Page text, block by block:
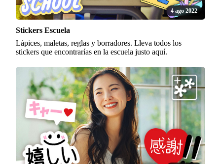
4 ago 2022
Stickers Escuela
Lápices, maletas, reglas y borradores. Lleva todos los
stickers que encontrarías en la escuela justo aquí.